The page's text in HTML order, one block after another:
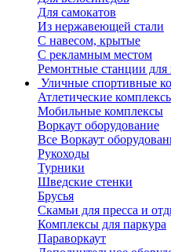
Для самокатов
Из нержавеющей стали
С навесом, крытые
С рекламным местом
Ремонтные станции для
Уличные спортивные
Атлетические
Мобильные комплексы
Воркаут оборудование
Все Воркаут
Рукоходы
Турники
Шведские стенки
Брусья
Скамьи для пресса и
Комплексы для паркура
Параворкаут